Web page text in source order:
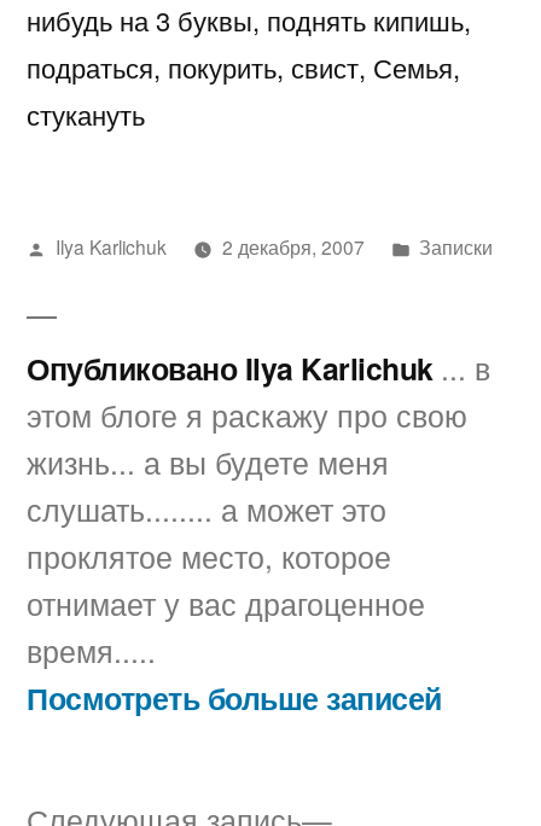
нибудь на 3 буквы, поднять кипишь,
подраться, покурить, свист, Семья,
стукануть
Написано
Ilya Karlichuk 2 декабря, 2007
Написано
Записки
Опубликовано Ilya Karlichuk ... в
этом блоге я раскажу про свою
жизнь... а вы будете меня
слушать........ а может это
проклятое место, которое
отнимает у вас драгоценное
время.....
Посмотреть больше записей